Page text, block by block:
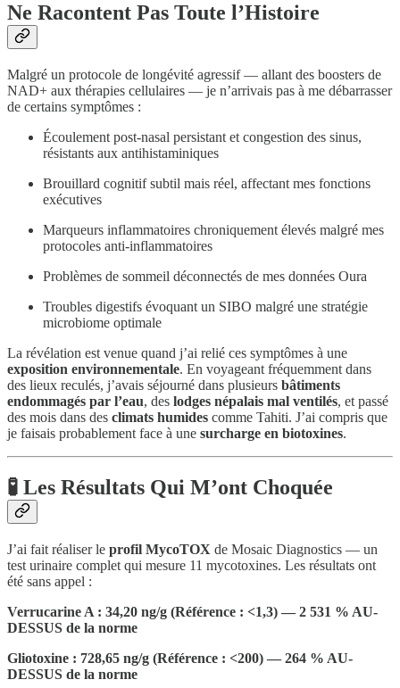
Ne Racontent Pas Toute l’Histoire
Malgré un protocole de longévité agressif — allant des boosters de
NAD+ aux thérapies cellulaires — je n’arrivais pas à me débarrasser
de certains symptômes :
Écoulement post-nasal persistant et congestion des sinus,
résistants aux antihistaminiques
Brouillard cognitif subtil mais réel, affectant mes fonctions
exécutives
Marqueurs inflammatoires chroniquement élevés malgré mes
protocoles anti-inflammatoires
Problèmes de sommeil déconnectés de mes données Oura
Troubles digestifs évoquant un SIBO malgré une stratégie
microbiome optimale
La révélation est venue quand j’ai relié ces symptômes à une
exposition environnementale. En voyageant fréquemment dans
des lieux reculés, j’avais séjourné dans plusieurs bâtiments
endommagés par l’eau, des lodges népalais mal ventilés, et passé
des mois dans des climats humides comme Tahiti. J’ai compris que
je faisais probablement face à une surcharge en biotoxines.
🧪 Les Résultats Qui M’ont Choquée
J’ai fait réaliser le profil MycoTOX de Mosaic Diagnostics — un
test urinaire complet qui mesure 11 mycotoxines. Les résultats ont
été sans appel :
Verrucarine A : 34,20 ng/g (Référence : <1,3) — 2 531 % AU-
DESSUS de la norme
Gliotoxine : 728,65 ng/g (Référence : <200) — 264 % AU-
DESSUS de la norme